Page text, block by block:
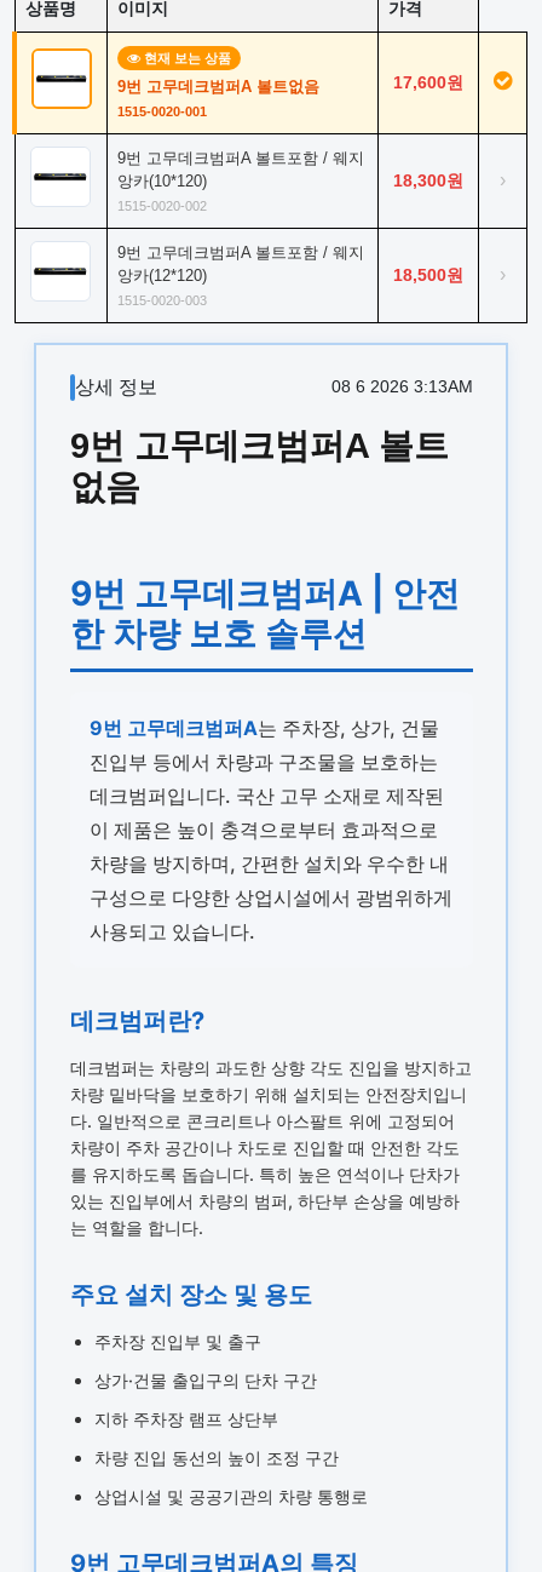
상품명 이미지 가격
현재 보는 상품
9번 고무데크범퍼A 볼트없음
1515-0020-001
17,600원
9번 고무데크범퍼A 볼트포함 / 웨지
앙카(10*120)
1515-0020-002
18,300원 ›
9번 고무데크범퍼A 볼트포함 / 웨지
앙카(12*120)
1515-0020-003
18,500원 ›
상세 정보 08 6 2026 3:13AM
9번 고무데크범퍼A 볼트
없음
9번 고무데크범퍼A | 안전
한 차량 보호 솔루션
9번 고무데크범퍼A는 주차장, 상가, 건물
진입부 등에서 차량과 구조물을 보호하는
데크범퍼입니다. 국산 고무 소재로 제작된
이 제품은 높이 충격으로부터 효과적으로
차량을 방지하며, 간편한 설치와 우수한 내
구성으로 다양한 상업시설에서 광범위하게
사용되고 있습니다.
데크범퍼란?
데크범퍼는 차량의 과도한 상향 각도 진입을 방지하고
차량 밑바닥을 보호하기 위해 설치되는 안전장치입니
다. 일반적으로 콘크리트나 아스팔트 위에 고정되어
차량이 주차 공간이나 차도로 진입할 때 안전한 각도
를 유지하도록 돕습니다. 특히 높은 연석이나 단차가
있는 진입부에서 차량의 범퍼, 하단부 손상을 예방하
는 역할을 합니다.
주요 설치 장소 및 용도
주차장 진입부 및 출구
상가·건물 출입구의 단차 구간
지하 주차장 램프 상단부
차량 진입 동선의 높이 조정 구간
상업시설 및 공공기관의 차량 통행로
9번 고무데크범퍼A의 특징